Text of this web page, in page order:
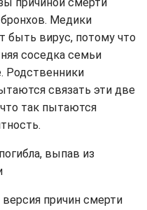
Медики
быть вирус, потому что
соседка семьи
Родственники
связать эти две
так пытаются
выпав из
причин смерти